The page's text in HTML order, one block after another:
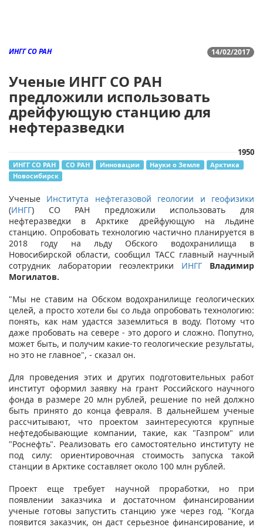
14/02/2017
ИНГГ СО РАН
Ученые ИНГГ СО РАН
предложили использовать
дрейфующую станцию для
нефтеразведки
1950
ИНГГ СО РАН СО РАН Инновации Науки о Земле
Арктика
Новосибирск
Ученые Института нефтегазовой геологии и геофизики
(ИНГГ) СО РАН предложили использовать для
нефтеразведки в Арктике дрейфующую на льдине
станцию. Опробовать технологию частично планируется в
2018 году на льду Обского водохранилища в
Новосибирской области, сообщил ТАСС главный научный
сотрудник лаборатории геоэлектрики ИНГГ
Владимир
Могилатов.
"Мы не ставим на Обском водохранилище геологических
целей, а просто хотели бы со льда опробовать технологию:
понять, как нам удастся заземлиться в воду. Потому что
даже пробовать на севере - это дорого и сложно. Попутно,
может быть, и получим какие-то геологические результаты,
но это не главное", - сказал он.
Для проведения этих и других подготовительных работ
институт оформил заявку на грант Российского научного
фонда в размере 20 млн рублей, решение по ней должно
быть принято до конца февраля. В дальнейшем ученые
рассчитывают, что проектом заинтересуются крупные
нефтедобывающие компании, такие, как "Газпром" или
"Роснефть". Реализовать его самостоятельно институту не
под силу: ориентировочная стоимость запуска такой
станции в Арктике составляет около 100 млн рублей.
Проект еще требует научной проработки, но при
появлении заказчика и достаточном финансировании
ученые готовы запустить станцию уже через год. "Когда
появится заказчик, он даст серьезное финансирование, и